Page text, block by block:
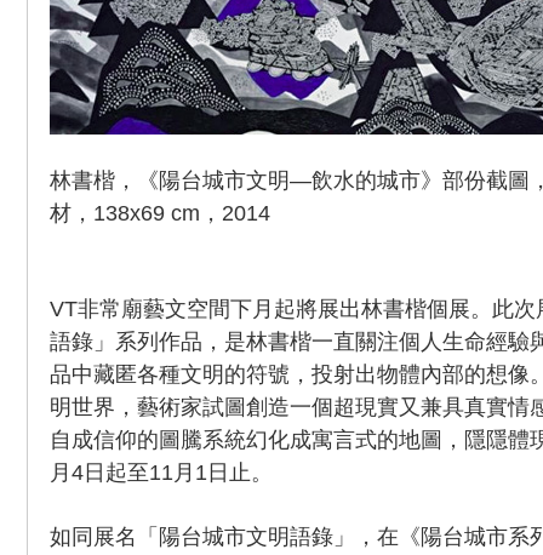
林書楷，《陽台城市文明—飲水的城市》部份截圖
材，138x69 cm，2014
VT非常廟藝文空間下月起將展出林書楷個展。此
語錄」系列作品，是林書楷一直關注個人生命經驗
品中藏匿各種文明的符號，投射出物體內部的想像
明世界，藝術家試圖創造一個超現實又兼具真實情
自成信仰的圖騰系統幻化成寓言式的地圖，隱隱體
月4日起至11月1日止。
如同展名「陽台城市文明語錄」，在《陽台城市